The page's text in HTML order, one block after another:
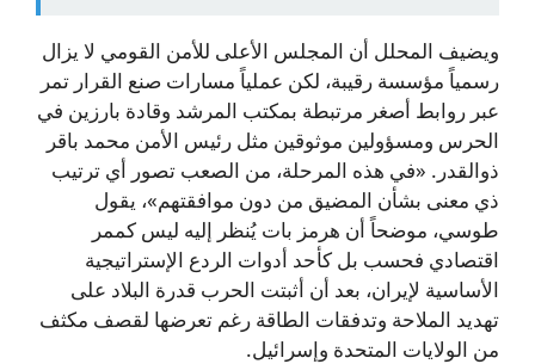
ويضيف المحلل أن المجلس الأعلى للأمن القومي لا يزال
رسمياً مؤسسة رقيبة، لكن عملياً مسارات صنع القرار تمر
عبر روابط أصغر مرتبطة بمكتب المرشد وقادة بارزين في
الحرس ومسؤولين موثوقين مثل رئيس الأمن محمد باقر
ذوالقدر. «في هذه المرحلة، من الصعب تصور أي ترتيب
ذي معنى بشأن المضيق من دون موافقتهم»، يقول
طوسي، موضحاً أن هرمز بات يُنظر إليه ليس كممر
اقتصادي فحسب بل كأحد أدوات الردع الإستراتيجية
الأساسية لإيران، بعد أن أثبتت الحرب قدرة البلاد على
تهديد الملاحة وتدفقات الطاقة رغم تعرضها لقصف مكثف
من الولايات المتحدة وإسرائيل.